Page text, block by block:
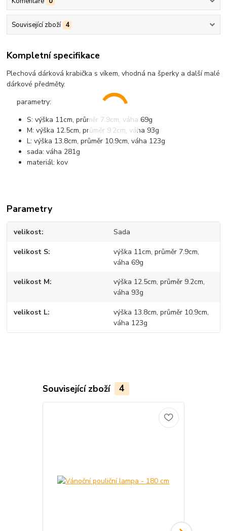
Související zboží 4
Kompletní specifikace
Plechová dárková krabička s víkem, vhodná na šperky a další malé
dárkové předměty.
parametry:
S: výška 11cm, průměr 7.9cm, váha 69g
M: výška 12.5cm, průměr 9.2cm, váha 93g
L: výška 13.8cm, průměr 10.9cm, váha 123g
sada: váha 281g
materiál: kov
Parametry
velikost Sada
velikost S
výška 11cm, průměr 7.9cm,
váha 69g
velikost M
výška 12.5cm, průměr 9.2cm,
váha 93g
velikost L
výška 13.8cm, průměr 10.9cm,
váha 123g
Související zboží 4